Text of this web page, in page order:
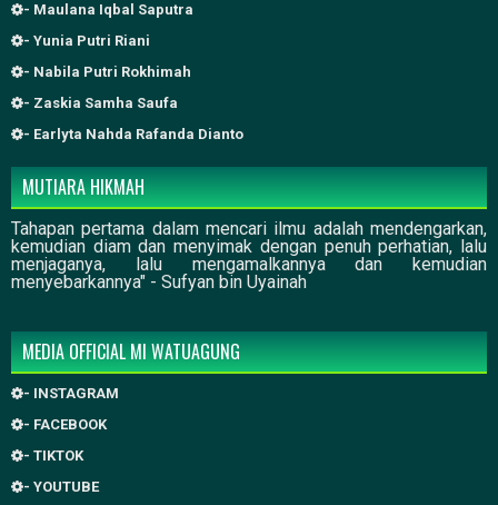
- Maulana Iqbal Saputra
- Yunia Putri Riani
- Nabila Putri Rokhimah
- Zaskia Samha Saufa
- Earlyta Nahda Rafanda Dianto
MUTIARA HIKMAH
Tahapan pertama dalam mencari ilmu adalah mendengarkan,
kemudian diam dan menyimak dengan penuh perhatian, lalu
menjaganya, lalu mengamalkannya dan kemudian
menyebarkannya" - Sufyan bin Uyainah
MEDIA OFFICIAL MI WATUAGUNG
- INSTAGRAM
- FACEBOOK
- TIKTOK
- YOUTUBE